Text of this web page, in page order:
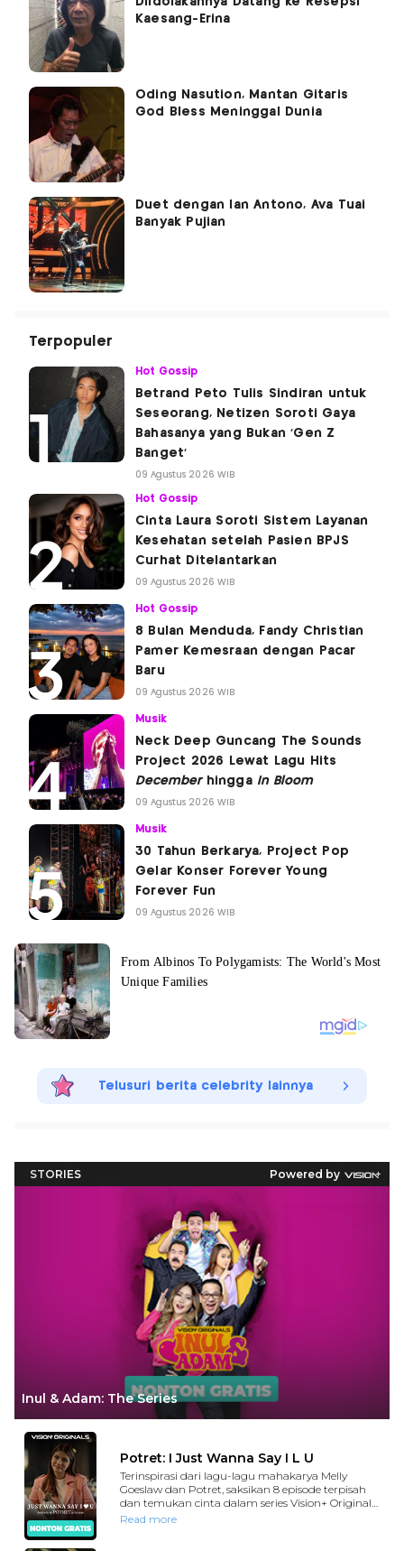
Kaesang-Erina
Oding Nasution, Mantan Gitaris
God Bless Meninggal Dunia
Duet dengan Ian Antono, Ava Tuai
Banyak Pujian
Terpopuler
Hot Gossip
Betrand Peto Tulis Sindiran untuk
Seseorang, Netizen Soroti Gaya
Bahasanya yang Bukan 'Gen Z
Banget'
09 Agustus 2026 WIB
Hot Gossip
Cinta Laura Soroti Sistem Layanan
Kesehatan setelah Pasien BPJS
Curhat Ditelantarkan
09 Agustus 2026 WIB
Hot Gossip
8 Bulan Menduda, Fandy Christian
Pamer Kemesraan dengan Pacar
Baru
09 Agustus 2026 WIB
Musik
Neck Deep Guncang The Sounds
Project 2026 Lewat Lagu Hits
Decemberhingga In Bloom
09 Agustus 2026 WIB
Musik
30 Tahun Berkarya, Project Pop
Gelar Konser Forever Young
Forever Fun
09 Agustus 2026 WIB
Telusuri berita celebrity lainnya